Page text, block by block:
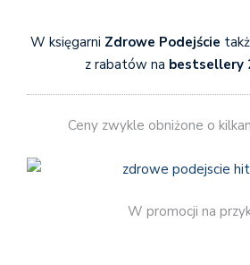
W księgarni Zdrowe Podejście
z rabatów na bestsellery
Ceny zwykle obniżone o
W promocji na